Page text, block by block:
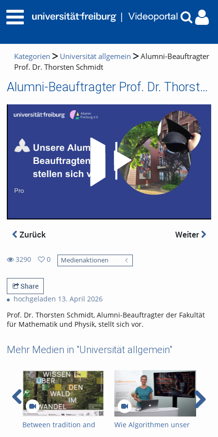
Kategorien Universität allgemein
Alumni-Beauftragter
Prof. Dr. Thorsten Schmidt
Alumni-Beauftragter Prof. Dr. Thorsten Schmidt
Zurück Weiter
3290
views
0
favorites
Medienaktionen
Share
hochgeladen 13. April 2026
Prof. Dr. Thorsten Schmidt, Alumni-Beauftragter der Fakultät
für Mathematik und Physik, stellt sich vor.
Mehr Medien in "Universität allgemein"
Between tradition and
Wie Algorithmen unser